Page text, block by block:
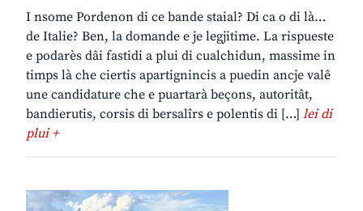
I nsome Pordenon di ce bande staial? Di ca o di là…
de Italie? Ben, la domande e je legjitime. La rispueste
e podarès dâi fastidi a plui di cualchidun, massime in
timps là che ciertis apartignincis a puedin ancje valê
une candidature che e puartarà beçons, autoritât,
bandierutis, corsis di bersalîrs e polentis di […] lei di
plui +